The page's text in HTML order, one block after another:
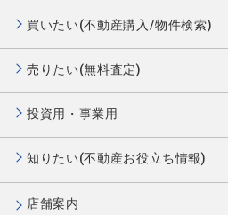
買いたい(不動産購入/物件検索)
売りたい(無料査定)
投資用・事業用
知りたい(不動産お役立ち情報)
店舗案内